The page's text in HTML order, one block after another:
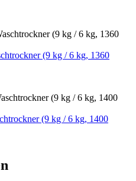
(9 kg / 6 kg, 1360
(9 kg / 6 kg, 1400